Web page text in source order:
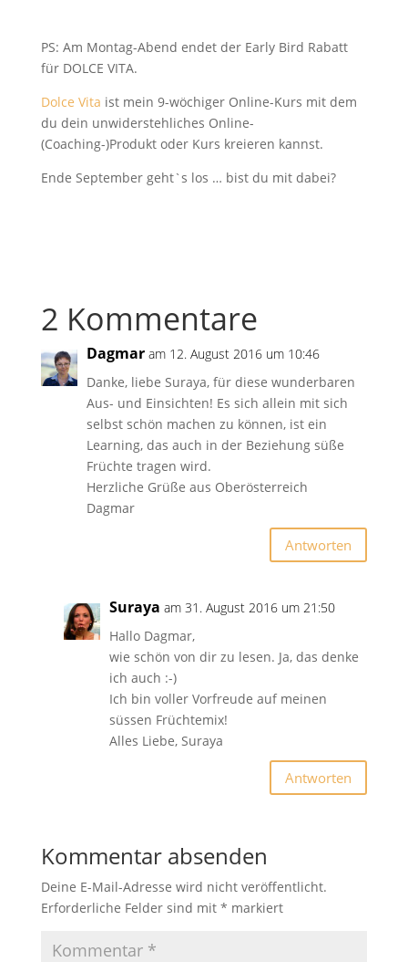
PS: Am Montag-Abend endet der Early Bird Rabatt
für DOLCE VITA.
Dolce Vita ist mein 9-wöchiger Online-Kurs mit dem
du dein unwiderstehliches Online-
(Coaching-)Produkt oder Kurs kreieren kannst.
Ende September geht`s los … bist du mit dabei?
2 Kommentare
Dagmar am 12. August 2016 um 10:46
Danke, liebe Suraya, für diese wunderbaren
Aus- und Einsichten! Es sich allein mit sich
selbst schön machen zu können, ist ein
Learning, das auch in der Beziehung süße
Früchte tragen wird.
Herzliche Grüße aus Oberösterreich
Dagmar
Antworten
Suraya am 31. August 2016 um 21:50
Hallo Dagmar,
wie schön von dir zu lesen. Ja, das denke
ich auch :-)
Ich bin voller Vorfreude auf meinen
süssen Früchtemix!
Alles Liebe, Suraya
Antworten
Kommentar absenden
Deine E-Mail-Adresse wird nicht veröffentlicht.
Erforderliche Felder sind mit * markiert